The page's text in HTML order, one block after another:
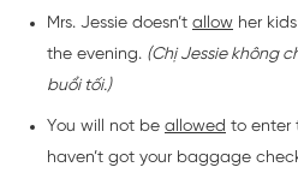
Mrs. Jessie doesn’t allow her
the evening. (Chị Jessie không
buổi tối.)
You will not be allowed to enter
haven’t got your baggage